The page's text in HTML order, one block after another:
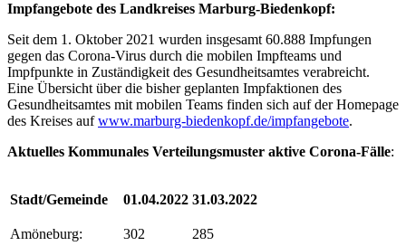
Impfangebote des Landkreises Marburg-Biedenkopf:
Seit dem 1. Oktober 2021 wurden insgesamt 60.888 Impfungen
gegen das Corona-Virus durch die mobilen Impfteams und
Impfpunkte in Zuständigkeit des Gesundheitsamtes verabreicht.
Eine Übersicht über die bisher geplanten Impfaktionen des
Gesundheitsamtes mit mobilen Teams finden sich auf der Homepage
des Kreises aufwww.marburg-biedenkopf.de/impfangebote.
Aktuelles Kommunales Verteilungsmuster aktive Corona-Fälle:
Stadt/Gemeinde 01.04.2022 31.03.2022
Amöneburg: 302
285